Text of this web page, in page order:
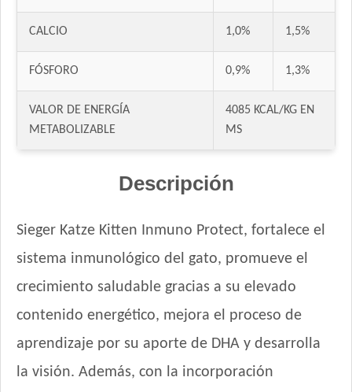
CALCIO 1,0% 1,5%
FÓSFORO 0,9% 1,3%
VALOR DE ENERGÍA
METABOLIZABLE
4085 KCAL/KG EN
MS
Descripción
Sieger Katze Kitten Inmuno Protect, fortalece el
sistema inmunológico del gato, promueve el
crecimiento saludable gracias a su elevado
contenido energético, mejora el proceso de
aprendizaje por su aporte de DHA y desarrolla
la visión. Además, con la incorporación